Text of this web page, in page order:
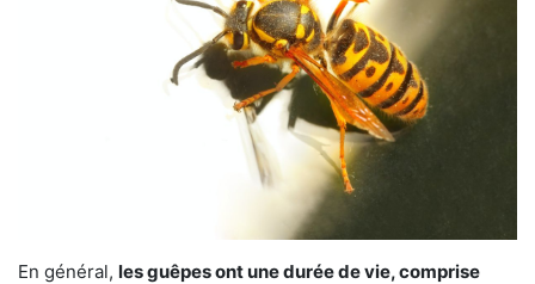
En général, les guêpes ont une durée de vie, comprise